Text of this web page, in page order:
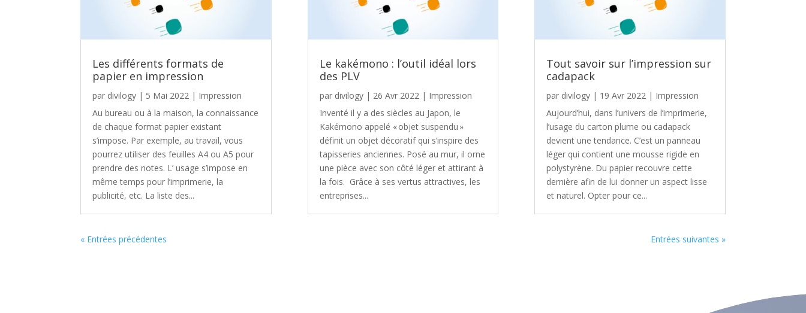
Les différents formats de
papier en impression
par divilogy | 5 Mai 2022 | Impression
Au bureau ou à la maison, la connaissance
de chaque format papier existant
s’impose. Par exemple, au travail, vous
pourrez utiliser des feuilles A4 ou A5 pour
prendre des notes. L’ usage s’impose en
même temps pour l’imprimerie, la
publicité, etc. La liste des...
Le kakémono : l’outil idéal lors
des PLV
par divilogy| 26 Avr 2022 | Impression
Inventé il y a des siècles au Japon, le
Kakémono appelé « objet suspendu »
définit un objet décoratif qui s’inspire des
tapisseries anciennes. Posé au mur, il orne
une pièce avec son côté léger et attirant à
la fois. Grâce à ses vertus attractives, les
entreprises...
Tout savoir sur l’impression sur
cadapack
par divilogy| 19 Avr 2022 | Impression
Aujourd’hui, dans l’univers de l’imprimerie,
l’usage du carton plume ou cadapack
devient une tendance. C’est un panneau
léger qui contient une mousse rigide en
polystyrène. Du papier recouvre cette
dernière afin de lui donner un aspect lisse
et naturel. Opter pour ce...
« Entrées précédentes Entrées suivantes »